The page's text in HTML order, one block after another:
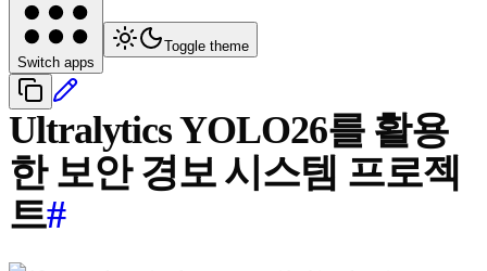
Switch apps
Toggle theme
Ultralytics YOLO26를 활용
한 보안 경보 시스템 프로젝
트#